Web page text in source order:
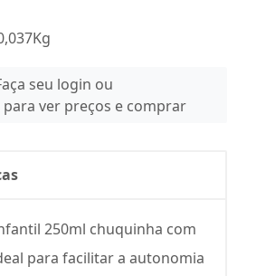
seu login ou
para ver preços e comprar
250ml chuquinha com
para facilitar a autonomia